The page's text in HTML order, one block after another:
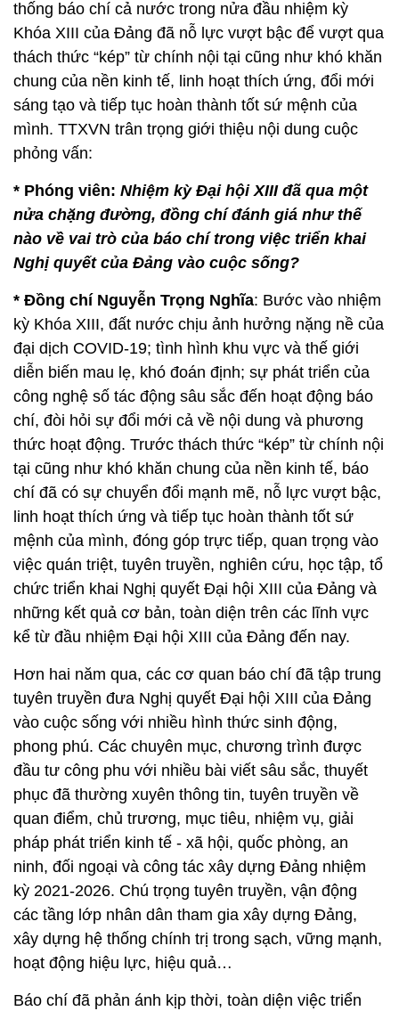
thống báo chí cả nước trong nửa đầu nhiệm kỳ
Khóa XIII của Đảng đã nỗ lực vượt bậc để vượt qua
thách thức “kép” từ chính nội tại cũng như khó khăn
chung của nền kinh tế, linh hoạt thích ứng, đổi mới
sáng tạo và tiếp tục hoàn thành tốt sứ mệnh của
mình. TTXVN trân trọng giới thiệu nội dung cuộc
phỏng vấn:
* Phóng viên: Nhiệm kỳ Đại hội XIII đã qua một
nửa chặng đường, đồng chí đánh giá như thế
nào về vai trò của báo chí trong việc triển khai
Nghị quyết của Đảng vào cuộc sống?
* Đồng chí Nguyễn Trọng Nghĩa: Bước vào nhiệm
kỳ Khóa XIII, đất nước chịu ảnh hưởng nặng nề của
đại dịch COVID-19; tình hình khu vực và thế giới
diễn biến mau lẹ, khó đoán định; sự phát triển của
công nghệ số tác động sâu sắc đến hoạt động báo
chí, đòi hỏi sự đổi mới cả về nội dung và phương
thức hoạt động. Trước thách thức “kép” từ chính nội
tại cũng như khó khăn chung của nền kinh tế, báo
chí đã có sự chuyển đổi mạnh mẽ, nỗ lực vượt bậc,
linh hoạt thích ứng và tiếp tục hoàn thành tốt sứ
mệnh của mình, đóng góp trực tiếp, quan trọng vào
việc quán triệt, tuyên truyền, nghiên cứu, học tập, tổ
chức triển khai Nghị quyết Đại hội XIII của Đảng và
những kết quả cơ bản, toàn diện trên các lĩnh vực
kể từ đầu nhiệm Đại hội XIII của Đảng đến nay.
Hơn hai năm qua, các cơ quan báo chí đã tập trung
tuyên truyền đưa Nghị quyết Đại hội XIII của Đảng
vào cuộc sống với nhiều hình thức sinh động,
phong phú. Các chuyên mục, chương trình được
đầu tư công phu với nhiều bài viết sâu sắc, thuyết
phục đã thường xuyên thông tin, tuyên truyền về
quan điểm, chủ trương, mục tiêu, nhiệm vụ, giải
pháp phát triển kinh tế - xã hội, quốc phòng, an
ninh, đối ngoại và công tác xây dựng Đảng nhiệm
kỳ 2021-2026. Chú trọng tuyên truyền, vận động
các tầng lớp nhân dân tham gia xây dựng Đảng,
xây dựng hệ thống chính trị trong sạch, vững mạnh,
hoạt động hiệu lực, hiệu quả…
Báo chí đã phản ánh kịp thời, toàn diện việc triển